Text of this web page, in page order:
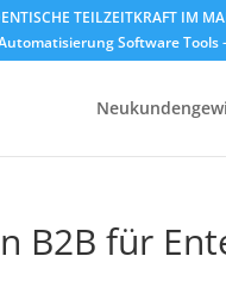
TEILZEITKRAFT IM
Software Tools
B2B für